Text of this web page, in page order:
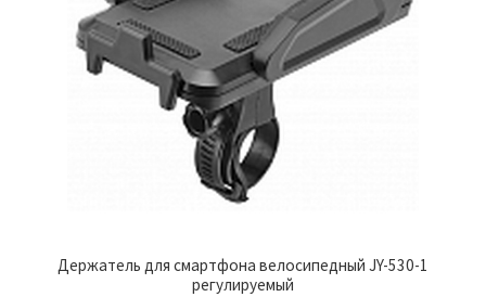
Держатель для смартфона велосипедный JY-530-1
регулируемый